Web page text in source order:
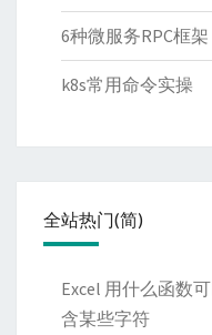
6种微服务RPC框
k8s常用命令实操
全站热门(简)
Excel 用什么函数
含某些字符